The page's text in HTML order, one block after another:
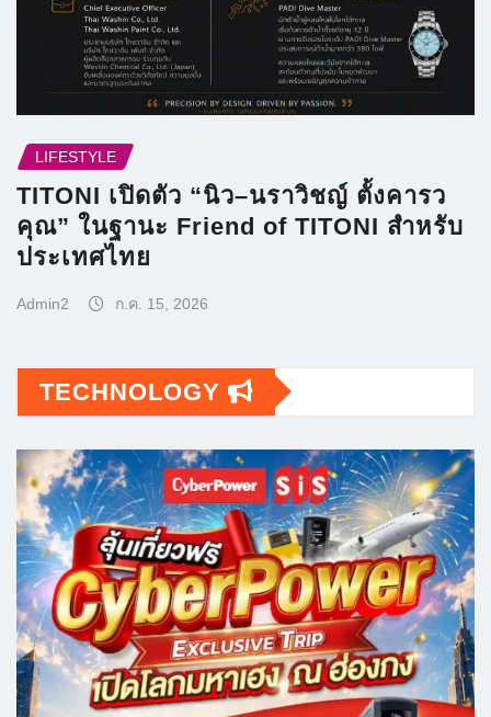
LIFESTYLE
TITONI เปิดตัว “นิว–นราวิชญ์ ตั้งคารว
คุณ” ในฐานะ Friend of TITONI สำหรับ
ประเทศไทย
Admin2 ก.ค. 15, 2026
TECHNOLOGY